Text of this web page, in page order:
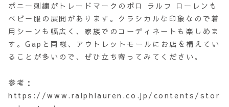
ポニー刺繍がトレードマークのポロ ラルフ ローレンも
ベビー服の展開があります。クラシカルな印象なので着
用シーンも幅広く、家族でのコーディネートも楽しめま
す。Gapと同様、アウトレットモールにお店を構えてい
ることが多いので、ぜひ立ち寄ってみてください。
参考：
https://www.ralphlauren.co.jp/contents/stor